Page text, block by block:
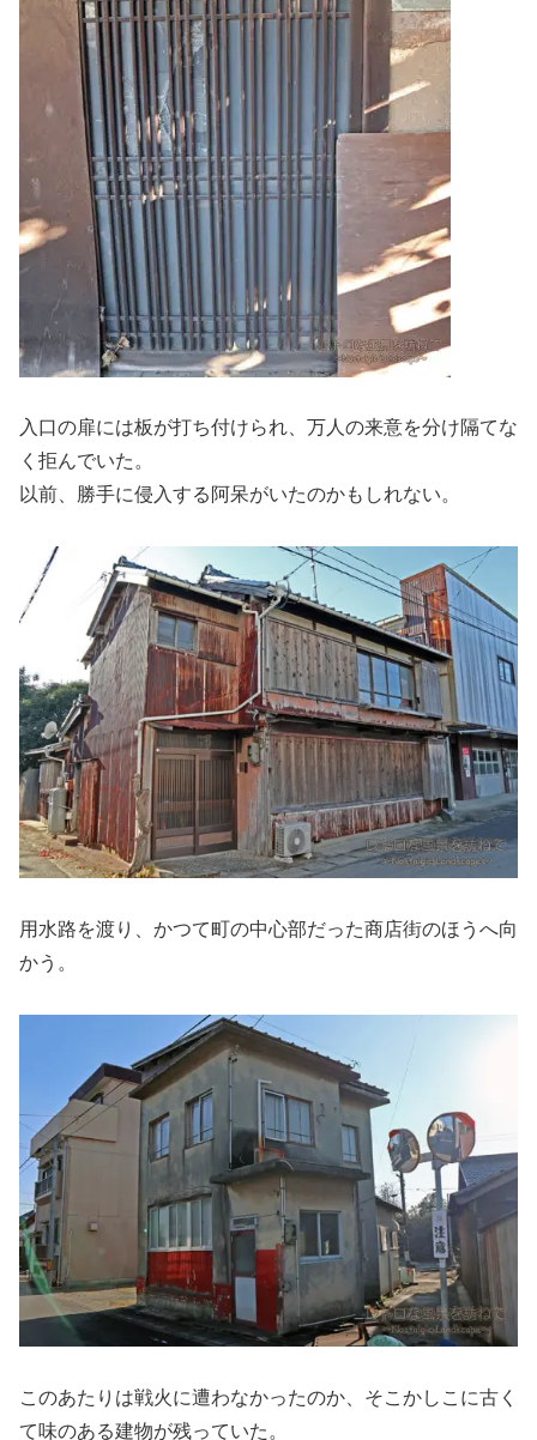
入口の扉には板が打ち付けられ、万人の来意を分け隔てな
く拒んでいた。
以前、勝手に侵入する阿呆がいたのかもしれない。
用水路を渡り、かつて町の中心部だった商店街のほうへ向
かう。
このあたりは戦火に遭わなかったのか、そこかしこに古く
て味のある建物が残っていた。